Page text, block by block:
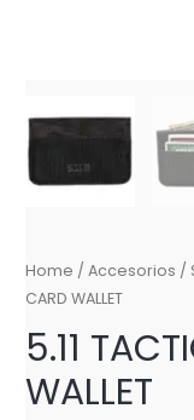
Home /Accesorios /
CARD WALLET
5.11
WALLET